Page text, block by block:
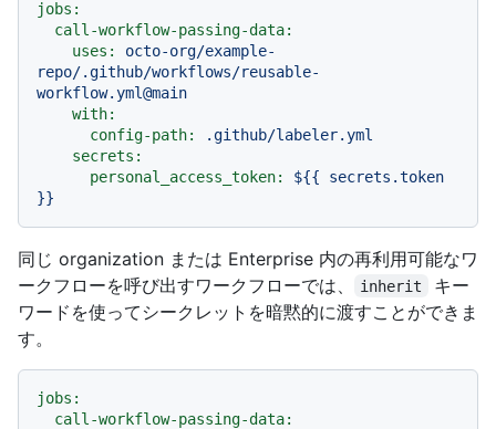
jobs:
call-workflow-passing-data:
uses:
octo-org/example-
repo/.github/workflows/reusable-
workflow.yml@main
with:
config-path:
.github/labeler.yml
secrets:
personal_access_token:
${{
secrets.token
}}
同じ organization または Enterprise 内の再利用可能なワ
ークフローを呼び出すワークフローでは、
inherit
キー
ワードを使ってシークレットを暗黙的に渡すことができま
す。
jobs:
call-workflow-passing-data: